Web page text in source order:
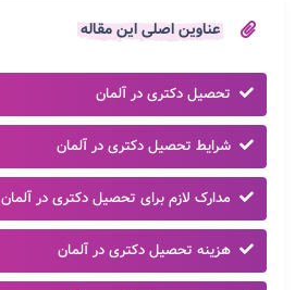
عناوین اصلی این مقاله
تحصیل دکتری در آلمان
شرایط تحصیل دکتری در آلمان
مدارک لازم برای تحصیل دکتری در آلمان
هزینه تحصیل دکتری در آلمان